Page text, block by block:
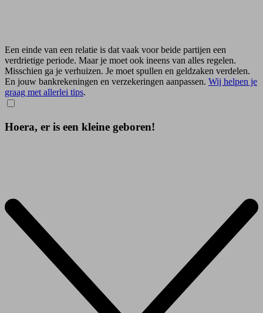
Een einde van een relatie is dat vaak voor beide partijen een
verdrietige periode. Maar je moet ook ineens van alles regelen.
Misschien ga je verhuizen. Je moet spullen en geldzaken verdelen.
En jouw bankrekeningen en verzekeringen aanpassen. Wij helpen je
graag met allerlei tips.
Hoera, er is een kleine geboren!